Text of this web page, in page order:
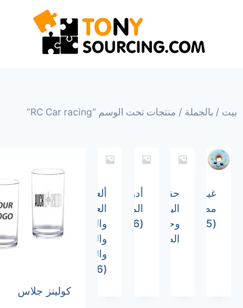
بيت / بالجملة / منتجات تحت الوسم “RC Car racing”
غير
مصنف
(5)
حقائب
اليد
وحقائب
الظهر
أدوات
المائدة
(26)
ألعاب
العلوم
والتكنولوجيا
والهندسة
والرياضيات
(36)
كولينز جلاس